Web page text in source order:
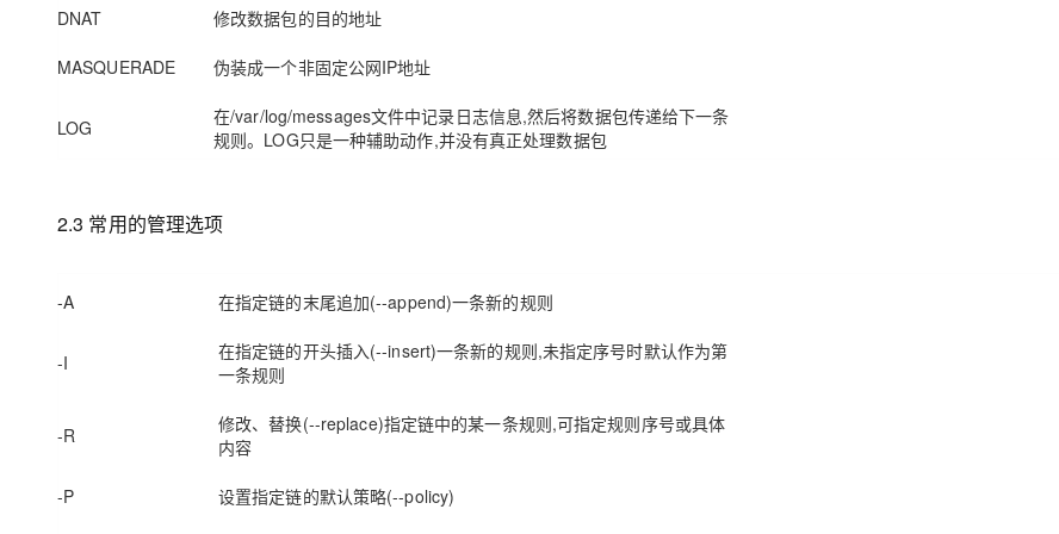
DNAT 修改数据包的目的地址
MASQUERADE 伪装成一个非固定公网IP地址
LOG
在/var/log/messages文件中记录日志信息,然后将数据包传递给下一条
规则。LOG只是一种辅助动作,并没有真正处理数据包
2.3 常用的管理选项
-A 在指定链的末尾追加(--append)一条新的规则
-I
在指定链的开头插入(--insert)一条新的规则,未指定序号时默认作为第
一条规则
-R
修改、替换(--replace)指定链中的某一条规则,可指定规则序号或具体
内容
-P 设置指定链的默认策略(--policy)